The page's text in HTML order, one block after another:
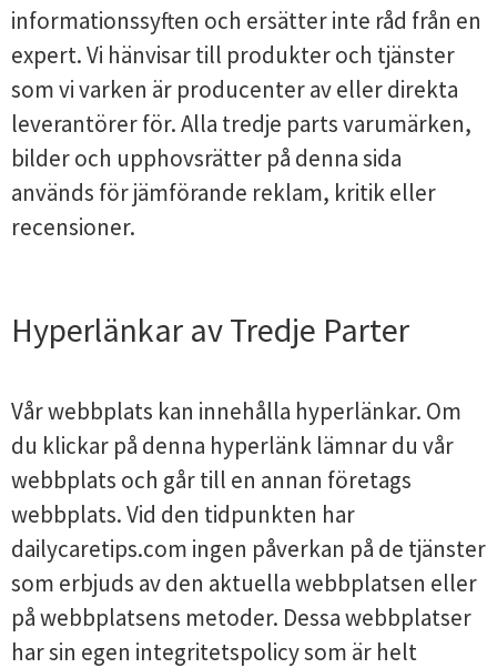
informationssyften och ersätter inte råd från en
expert. Vi hänvisar till produkter och tjänster
som vi varken är producenter av eller direkta
leverantörer för. Alla tredje parts varumärken,
bilder och upphovsrätter på denna sida
används för jämförande reklam, kritik eller
recensioner.
Hyperlänkar av Tredje Parter
Vår webbplats kan innehålla hyperlänkar. Om
du klickar på denna hyperlänk lämnar du vår
webbplats och går till en annan företags
webbplats. Vid den tidpunkten har
dailycaretips.com ingen påverkan på de tjänster
som erbjuds av den aktuella webbplatsen eller
på webbplatsens metoder. Dessa webbplatser
har sin egen integritetspolicy som är helt